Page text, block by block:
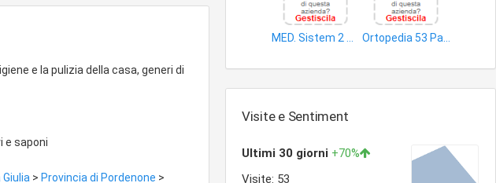
e la pulizia della casa, generi di
e saponi
Giulia > Provincia di Pordenone >
Visite e Sentiment